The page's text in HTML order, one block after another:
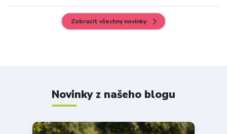
Zobrazit všechny novinky
Novinky z našeho blogu